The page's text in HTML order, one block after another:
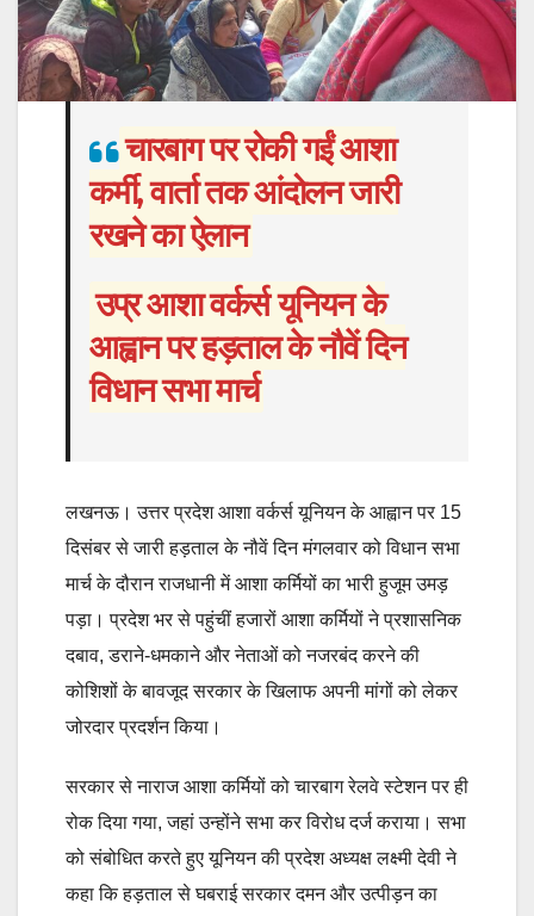
चारबाग पर रोकी गईं आशा
कर्मी, वार्ता तक आंदोलन जारी
रखने का ऐलान
उप्र आशा वर्कर्स यूनियन के
आह्वान पर हड़ताल के नौवें दिन
विधान सभा मार्च
लखनऊ। उत्तर प्रदेश आशा वर्कर्स यूनियन के आह्वान पर 15
दिसंबर से जारी हड़ताल के नौवें दिन मंगलवार को विधान सभा
मार्च के दौरान राजधानी में आशा कर्मियों का भारी हुजूम उमड़
पड़ा। प्रदेश भर से पहुंचीं हजारों आशा कर्मियों ने प्रशासनिक
दबाव, डराने-धमकाने और नेताओं को नजरबंद करने की
कोशिशों के बावजूद सरकार के खिलाफ अपनी मांगों को लेकर
जोरदार प्रदर्शन किया।
सरकार से नाराज आशा कर्मियों को चारबाग रेलवे स्टेशन पर ही
रोक दिया गया, जहां उन्होंने सभा कर विरोध दर्ज कराया। सभा
को संबोधित करते हुए यूनियन की प्रदेश अध्यक्ष लक्ष्मी देवी ने
कहा कि हड़ताल से घबराई सरकार दमन और उत्पीड़न का